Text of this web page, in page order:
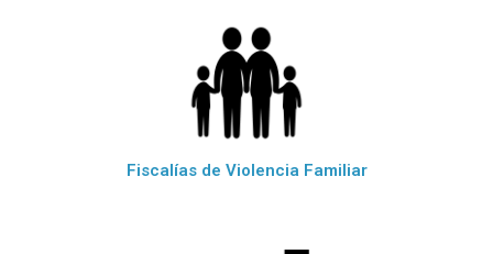
Fiscalías de Violencia Familiar